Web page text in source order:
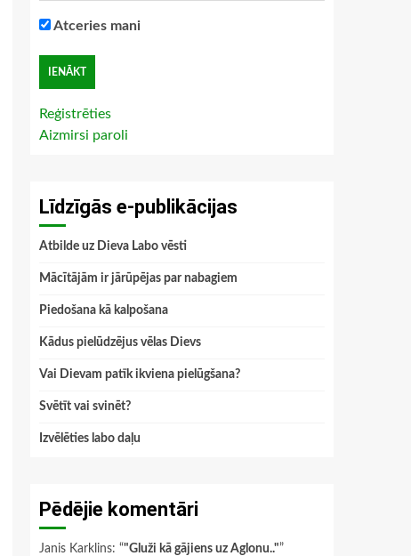
Atceries mani
Reģistrēties
Aizmirsi paroli
Līdzīgās e-publikācijas
Atbilde uz Dieva Labo vēsti
Mācītājām ir jārūpējas par nabagiem
Piedošana kā kalpošana
Kādus pielūdzējus vēlas Dievs
Vai Dievam patīk ikviena pielūgšana?
Svētīt vai svinēt?
Izvēlēties labo daļu
Pēdējie komentāri
Janis Karklins: “"Gluži kā gājiens uz Aglonu.."”